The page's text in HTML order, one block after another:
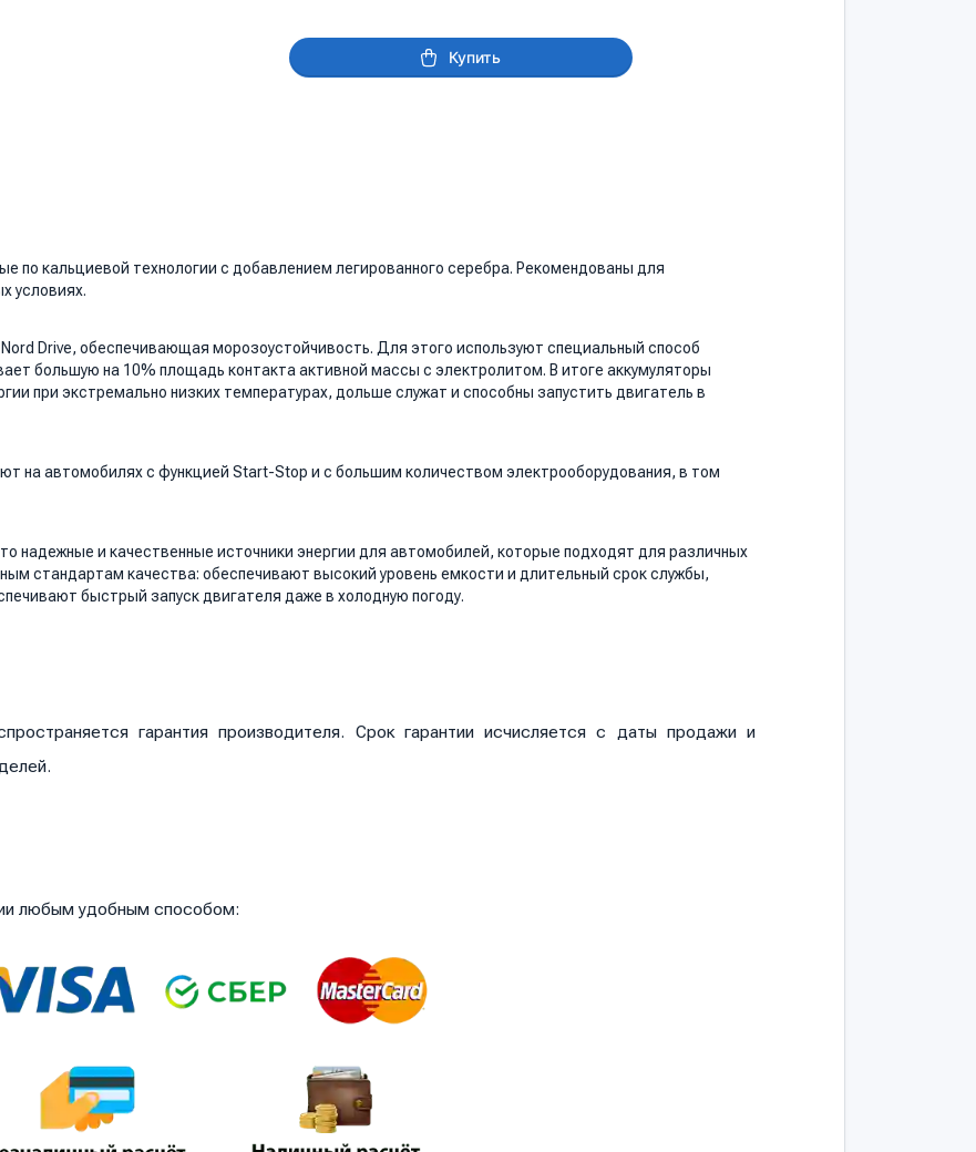
Купить
по кальциевой технологии с добавлением легированного серебра. Рекомендованы для
условиях.
Drive, обеспечивающая морозоустойчивость. Для этого используют специальный способ
большую на 10% площадь контакта активной массы с электролитом. В итоге аккумуляторы
при экстремально низких температурах, дольше служат и способны запустить двигатель в
на автомобилях с функцией Start-Stop и с большим количеством электрооборудования, в том
надежные и качественные источники энергии для автомобилей, которые подходят для различных
стандартам качества: обеспечивают высокий уровень емкости и длительный срок службы,
быстрый запуск двигателя даже в холодную погоду.
гарантия производителя. Срок гарантии исчисляется с даты продажи и
любым удобным способом: